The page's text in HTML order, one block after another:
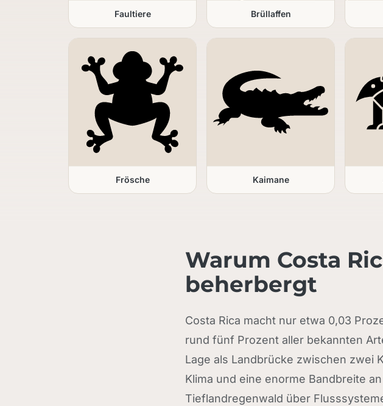
Faultiere Brüllaffen
Frösche Kaimane
Warum Costa
beherbergt
Costa Rica macht nur etwa 0,03
rund fünf Prozent aller bekannten
Lage als Landbrücke zwischen zwei
Klima und eine enorme Bandbreite
Tieflandregenwald über